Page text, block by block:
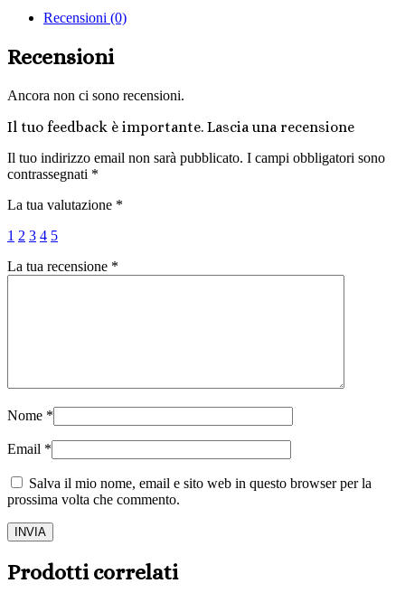
Email
Recensioni (0)
Recensioni
Ancora non ci sono recensioni.
Il tuo feedback è importante. Lascia una recensione
Il tuo indirizzo email non sarà pubblicato. I campi obbligatori sono
contrassegnati *
La tua valutazione *
1 2 3 4 5
La tua recensione *
Nome *
Email *
Salva il mio nome, email e sito web in questo browser per la
prossima volta che commento.
Prodotti correlati